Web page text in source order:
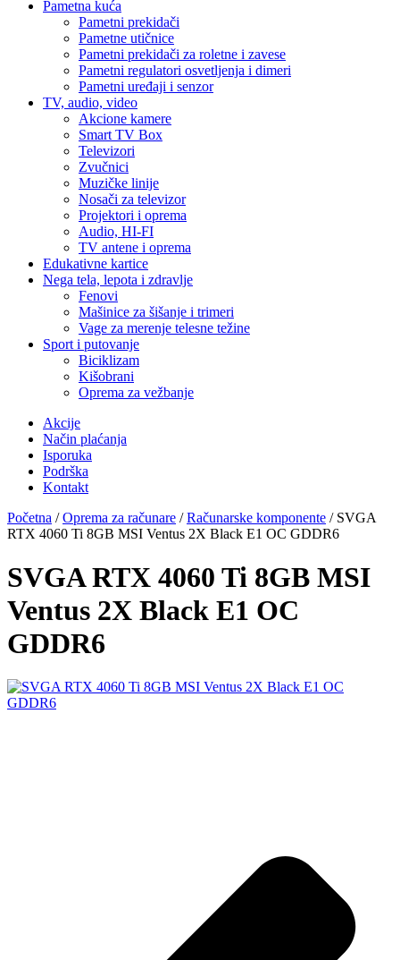
Pametna kuća
Pametni prekidači
Pametne utičnice
Pametni prekidači za roletne i zavese
Pametni regulatori osvetljenja i dimeri
Pametni uređaji i senzor
TV, audio, video
Akcione kamere
Smart TV Box
Televizori
Zvučnici
Muzičke linije
Nosači za televizor
Projektori i oprema
Audio, HI-FI
TV antene i oprema
Edukativne kartice
Nega tela, lepota i zdravlje
Fenovi
Mašinice za šišanje i trimeri
Vage za merenje telesne težine
Sport i putovanje
Biciklizam
Kišobrani
Oprema za vežbanje
Akcije
Način plaćanja
Isporuka
Podrška
Kontakt
Početna /Oprema za računare /Računarske komponente / SVGA
RTX 4060 Ti 8GB MSI Ventus 2X Black E1 OC GDDR6
SVGA RTX 4060 Ti 8GB MSI
Ventus 2X Black E1 OC
GDDR6